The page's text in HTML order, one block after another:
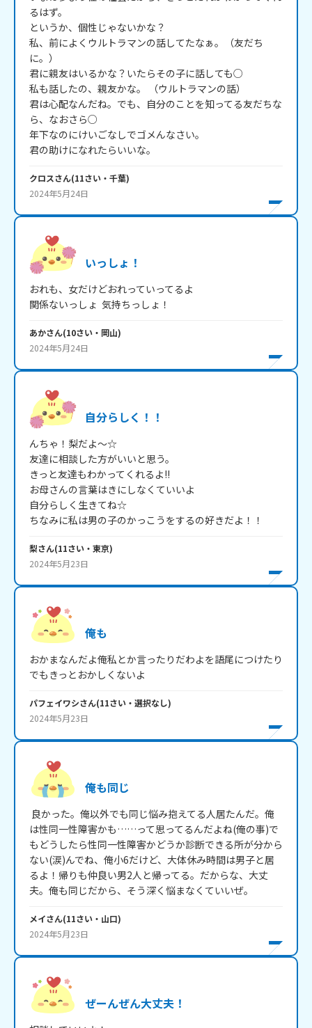
るはず。
というか、個性じゃないかな？
私、前によくウルトラマンの話してたなぁ。（友だち
に。）
君に親友はいるかな？いたらその子に話しても○
私も話したの、親友かな。 （ウルトラマンの話）
君は心配なんだね。でも、自分のことを知ってる友だちな
ら、なおさら○
年下なのにけいごなしでゴメんなさい。
クロスさん(11さい・ 千葉)
2024年5月24日
いっしょ！
おれも、女だけどおれっていってるよ
関係ないっしょ  気持ちっしょ！
あかさん(10さい・ 岡山)
2024年5月24日
自分らしく！！
んちゃ！梨だよ～☆
友達に相談した方がいいと思う。
きっと友達もわかってくれるよ!!
お母さんの言葉はきにしなくていいよ
自分らしく生きてね☆
ちなみに私は男の子のかっこうをするの好きだよ！！
梨さん(11さい・ 東京)
2024年5月23日
俺も
おかまなんだよ俺私とか言ったりだわよを語尾につけたり
パフェイワシさん(11さい・ 選択なし)
2024年5月23日
俺も同じ
は性同一性障害かも……って思ってるんだよね(俺の事)で
もどうしたら性同一性障害かどうか診断できる所が分から
ない(涙)んでね、俺小6だけど、大体休み時間は男子と居
るよ！帰りも仲良い男2人と帰ってる。だからな、大丈
夫。俺も同じだから、そう深く悩まなくていいぜ。
メイさん(11さい・ 山口)
2024年5月23日
ぜーんぜん大丈夫！